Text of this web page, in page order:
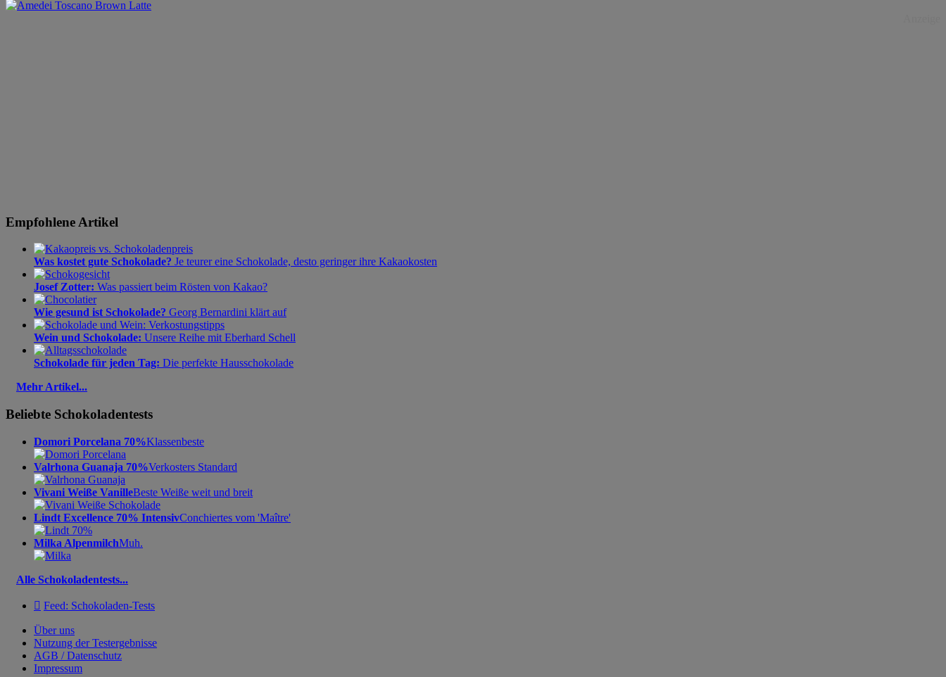
Empfohlene Artikel
Was kostet gute Schokolade? Je teurer eine Schokolade, desto geringer ihre Kakaokosten
Josef Zotter: Was passiert beim Rösten von Kakao?
Wie gesund ist Schokolade? Georg Bernardini klärt auf
Wein und Schokolade: Unsere Reihe mit Eberhard Schell
Schokolade für jeden Tag: Die perfekte Hausschokolade
Mehr Artikel...
Beliebte Schokoladentests
Domori Porcelana 70%Klassenbeste
Valrhona Guanaja 70%Verkosters Standard
Vivani Weiße VanilleBeste Weiße weit und breit
Lindt Excellence 70% IntensivConchiertes vom 'Maître'
Milka AlpenmilchMuh.
Alle Schokoladentests...
 Feed: Schokoladen-Tests
Über uns
Nutzung der Testergebnisse
AGB / Datenschutz
Impressum